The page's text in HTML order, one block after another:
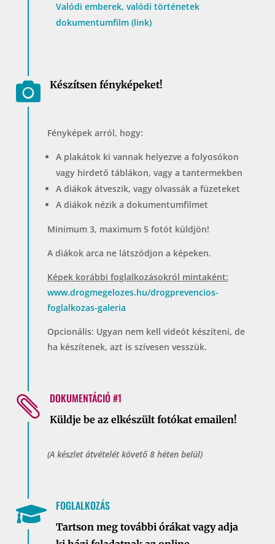
Valódi emberek, valódi történetek
dokumentumfilm (link)
 Készítsen fényképeket!
Fényképek arról, hogy:
A plakátok ki vannak helyezve a folyosókon
vagy hirdető táblákon, vagy a tantermekben
A diákok átveszik, vagy olvassák a füzeteket
A diákok nézik a dokumentumfilmet
Minimum 3, maximum 5 fotót küldjön!
A diákok arca ne látszódjon a képeken.
Képek korábbi foglalkozásokról mintaként:
www.drogmegelozes.hu/drogprevencios-
foglalkozas-galeria
Opcionális: Ugyan nem kell videót készíteni, de
ha készítenek, azt is szívesen vesszük.
 DOKUMENTÁCIÓ #1
Küldje be az elkészült fotókat emailen!
(A készlet átvételét követő 8 héten belül)
 FOGLALKOZÁS
Tartson meg további órákat vagy adja